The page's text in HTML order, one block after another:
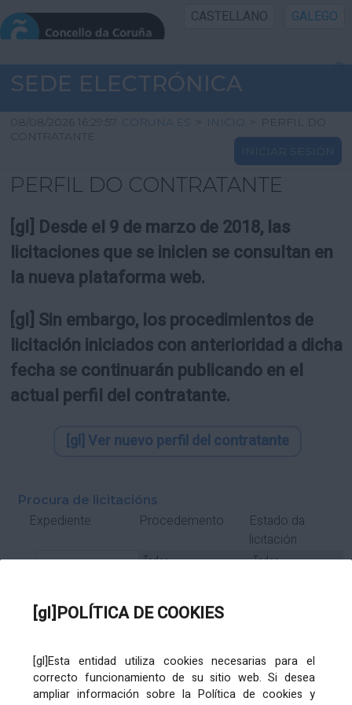
[gl]POLÍTICA DE COOKIES
[gl]Esta entidad utiliza cookies necesarias para el
correcto funcionamiento de su sitio web. Si desea
ampliar información sobre la Política de cookies y
CASTELLANO GALEGO
INICIO SEDE
INICIO
INFORMACIÓN PÚBLICA
UTILIDADES
SEDE ELECTRÓNICA
08/08/2026 16:29:57 CORUNA.ES > INICIO > PERFIL DO
CONTRATANTE
INICIAR SESIÓN
PERFIL DO CONTRATANTE
[gl] Desde el 9 de marzo de 2018, las
licitaciones que se inicien se consultan en
la nueva plataforma web.
[gl] Sin embargo, los procedimientos de
licitación iniciados con anterioridad a dicha
fecha se continuarán publicando en el
actual perfil del contratante.
[gl] Ver nuevo perfil del contratante
Procura de licitacións
Expediente Procedemento
Estado da
licitación
Subcontrato Tramitación
Órgano de contratación Título